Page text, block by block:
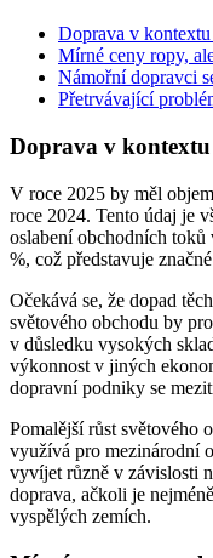
Doprava v
Mírné ceny ropy,
Námořní dopravci
Přetrvávající
Doprava v kontextu
V roce 2025 by měl
roce 2024. Tento údaj je
oslabení obchodních
%, což představuje
Očekává se, že dopad
světového obchodu by
v důsledku vysokých
výkonnost v jiných
dopravní podniky se
Pomalější růst světového
využívá pro mezinárodní
vyvíjet různě v závislosti
doprava, ačkoli je
vyspělých zemích.